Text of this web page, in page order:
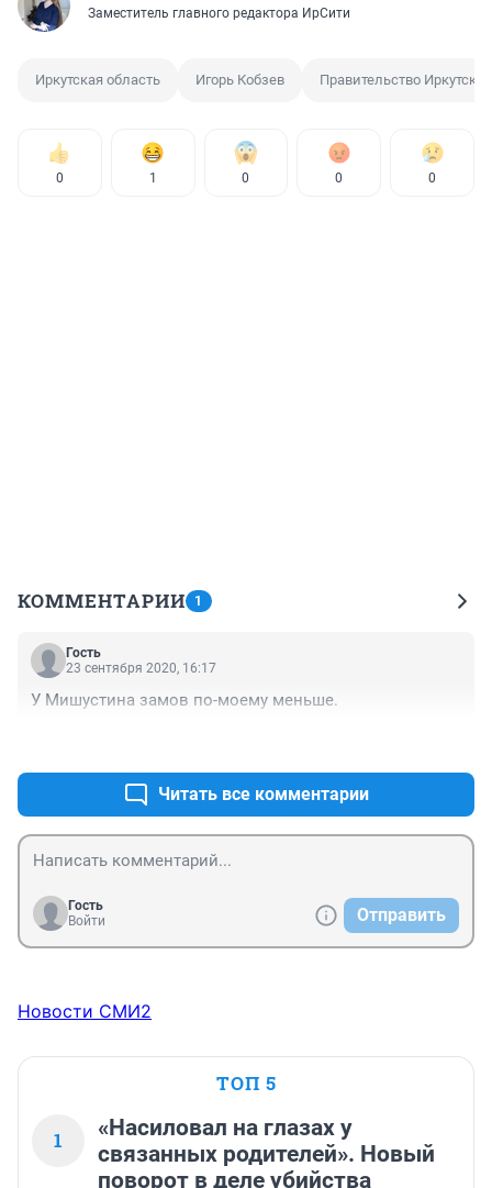
Заместитель главного редактора ИрСити
Иркутская область Игорь Кобзев Правительство
0 1 0 0 0
КОММЕНТАРИИ 1
Гость
23 сентября 2020, 16:17
У Мишустина замов по-моему меньше.
Читать все комментарии
Гость
Войти
Отправить
Новости СМИ2
ТОП 5
1
«Насиловал на глазах у
связанных родителей». Новый
поворот в деле убийства